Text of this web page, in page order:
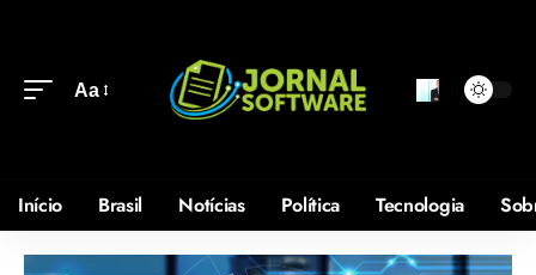
Aa
Início Brasil Notícias Política Tecnologia